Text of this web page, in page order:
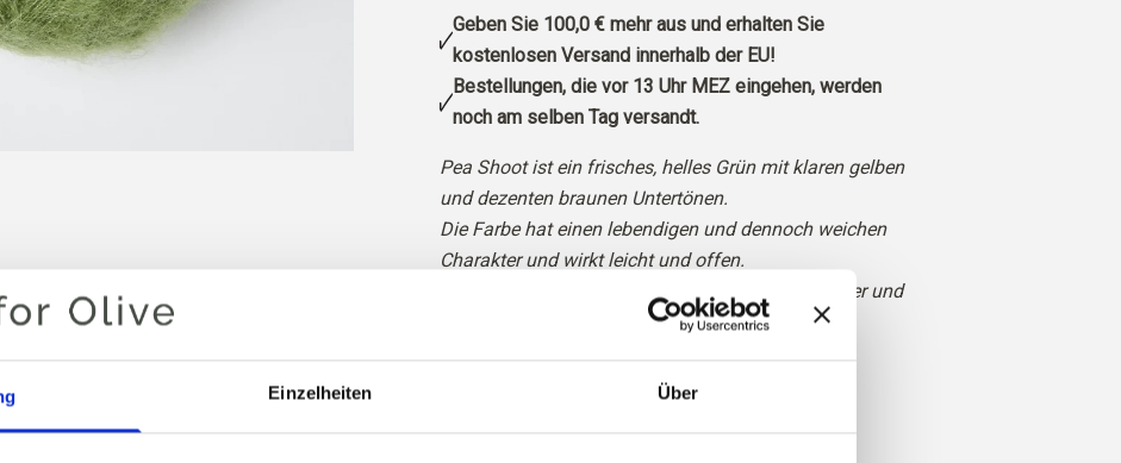
Einzelheiten Über
Geben Sie 100,0 €mehr aus und erhalten Sie
kostenlosen Versand innerhalb der EU!
Bestellungen, die vor 13 Uhr MEZ eingehen, werden
noch am selben Tag versandt.
Pea Shoot ist ein frisches, helles Grün mit klaren gelben
und dezenten braunen Untertönen.
Die Farbe hat einen lebendigen und dennoch weichen
Charakter und wirkt leicht und offen.
Im Vergleich zu Clover Green wirkt Pea Shoot heller und